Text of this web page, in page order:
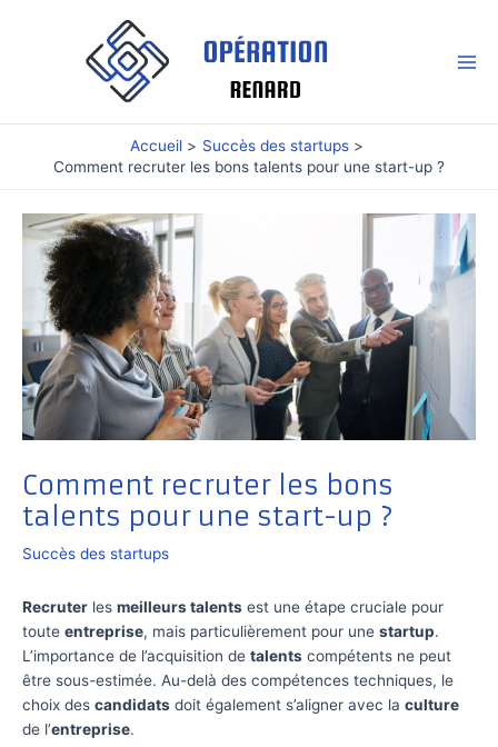
Accueil
Succès des startups
Comment recruter les bons talents pour une start-up ?
Comment recruter les bons
talents pour une start-up ?
Succès des startups
Recruter les meilleurs talents est une étape cruciale pour
toute entreprise, mais particulièrement pour une startup.
L’importance de l’acquisition de talents compétents ne peut
être sous-estimée. Au-delà des compétences techniques, le
choix des candidats doit également s’aligner avec la culture
de l’entreprise.